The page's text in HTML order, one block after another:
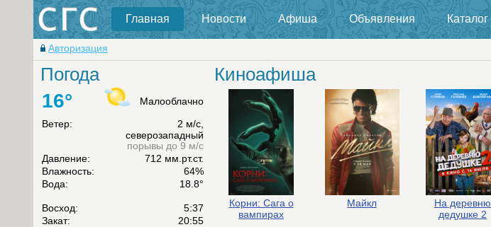
Главная Новости Афиша Объявления Каталог
Авторизация
Киноафиша
Корни: Сага о
вампирах
Майкл
На деревню
дедушке 2
Погода
16°
Малооблачно
Ветер:
2 м/с,
северозападный
порывы до 9 м/с
Давление:
712 мм.рт.ст.
Влажность:
64%
Вода:
18.8°
Восход:
5:37
Закат:
20:55